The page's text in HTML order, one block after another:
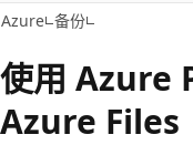
Azure 备份
使用 Azure
Azure Files